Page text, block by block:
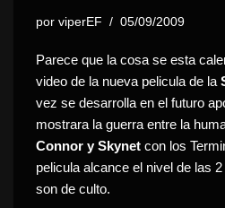
por viperEF 05/09/2009
Parece que la cosa se esta
video de la nueva pelicula de la
vez se desarrolla en el futuro
mostrara la guerra entre la
Connor y Skynet con los
pelicula alcance el nivel de las
son de culto.